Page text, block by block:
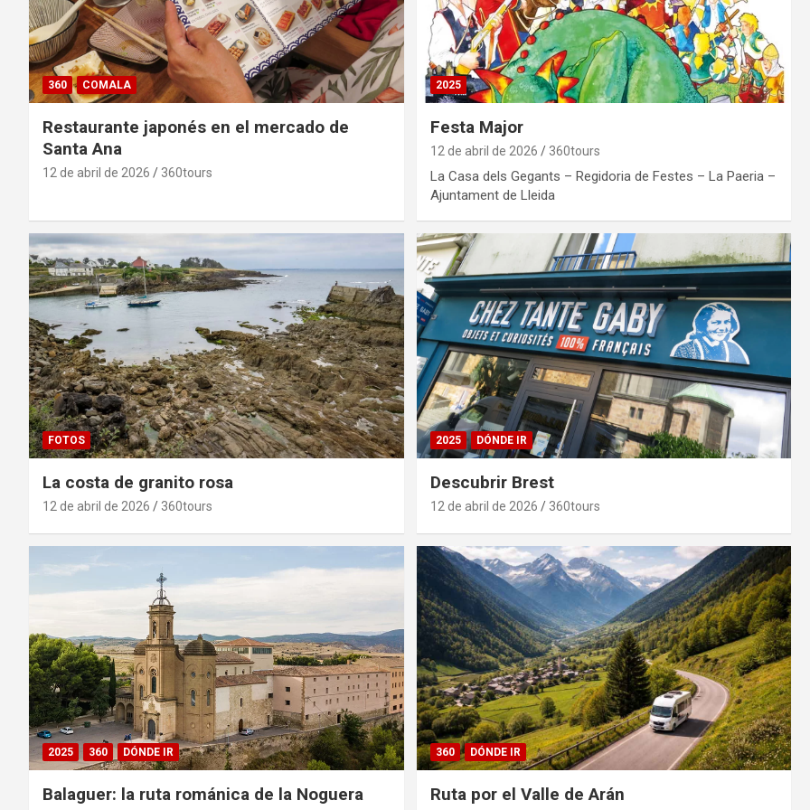
360 COMALA
Restaurante japonés en el mercado de
Santa Ana
12 de abril de 2026 360tours
2025
Festa Major
12 de abril de 2026 360tours
La Casa dels Gegants – Regidoria de Festes – La Paeria –
Ajuntament de Lleida
FOTOS
La costa de granito rosa
12 de abril de 2026 360tours
2025 DÓNDE IR
Descubrir Brest
12 de abril de 2026 360tours
2025 360 DÓNDE IR
Balaguer: la ruta románica de la Noguera
360 DÓNDE IR
Ruta por el Valle de Arán